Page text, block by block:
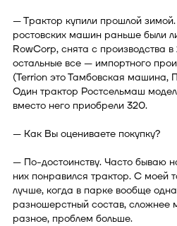
— Трактор купили прошлой
ростовских машин раньше были
RowCorp, снята с производства
остальные все — импортного
(Terrion это Тамбовская
Один трактор Ростсельмаш
вместо него приобрели 320.
— Как Вы оцениваете покупку?
— По-достоинству. Часто бываю
них понравился трактор. С моей
лучше, когда в парке вообще
разношерстный состав, сложнее
разное, проблем больше.